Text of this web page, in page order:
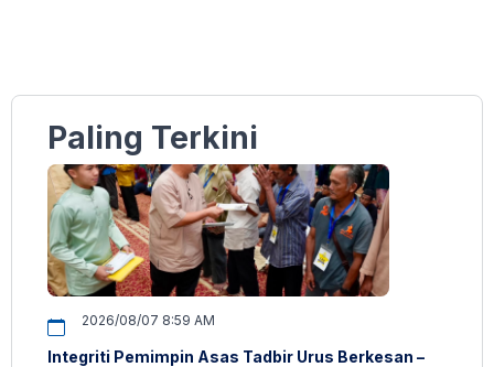
Paling Terkini
2026/08/07 8:59 AM
Integriti Pemimpin Asas Tadbir Urus Berkesan –